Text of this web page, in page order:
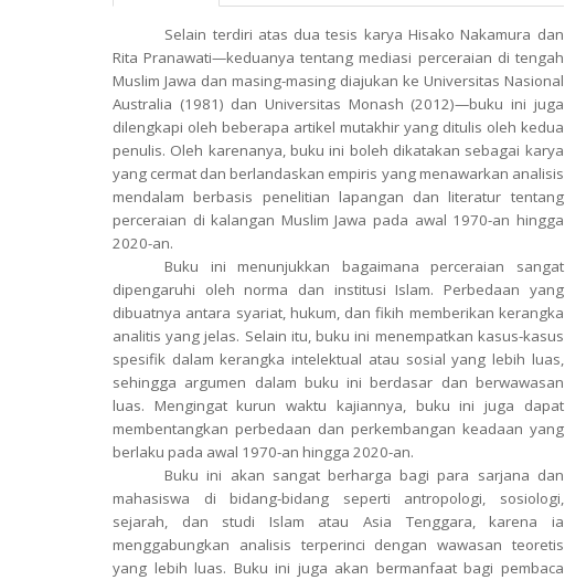
Selain terdiri atas dua tesis karya Hisako Nakamura dan
Rita Pranawati—keduanya tentang mediasi perceraian di tengah
Muslim Jawa dan masing-masing diajukan ke Universitas Nasional
Australia (1981) dan Universitas Monash (2012)—buku ini juga
dilengkapi oleh beberapa artikel mutakhir yang ditulis oleh kedua
penulis. Oleh karenanya, buku ini boleh dikatakan sebagai karya
yang cermat dan berlandaskan empiris yang menawarkan analisis
mendalam berbasis penelitian lapangan dan literatur tentang
perceraian di kalangan Muslim Jawa pada awal 1970-an hingga
2020-an.
Buku ini menunjukkan bagaimana perceraian sangat
dipengaruhi oleh norma dan institusi Islam. Perbedaan yang
dibuatnya antara syariat, hukum, dan fikih memberikan kerangka
analitis yang jelas. Selain itu, buku ini menempatkan kasus-kasus
spesifik dalam kerangka intelektual atau sosial yang lebih luas,
sehingga argumen dalam buku ini berdasar dan berwawasan
luas. Mengingat kurun waktu kajiannya, buku ini juga dapat
membentangkan perbedaan dan perkembangan keadaan yang
berlaku pada awal 1970-an hingga 2020-an.
Buku ini akan sangat berharga bagi para sarjana dan
mahasiswa di bidang-bidang seperti antropologi, sosiologi,
sejarah, dan studi Islam atau Asia Tenggara, karena ia
menggabungkan analisis terperinci dengan wawasan teoretis
yang lebih luas. Buku ini juga akan bermanfaat bagi pembaca